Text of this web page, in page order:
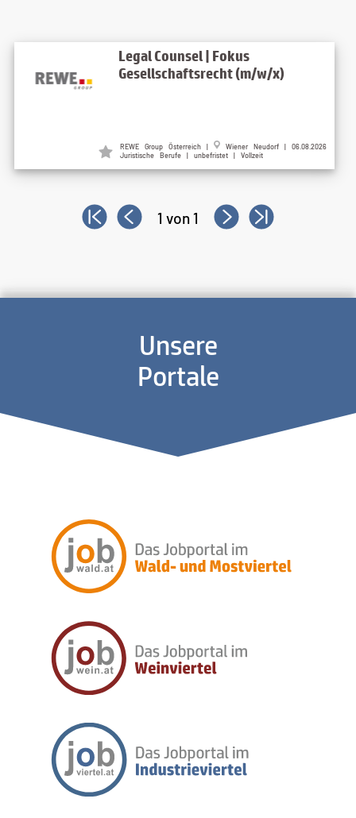
Legal Counsel | Fokus
Gesellschaftsrecht (m/w/x)
REWE Group Österreich |
Wiener Neudorf | 06.08.2026
Juristische Berufe | unbefristet | Vollzeit
1 von 1
Unsere
Portale